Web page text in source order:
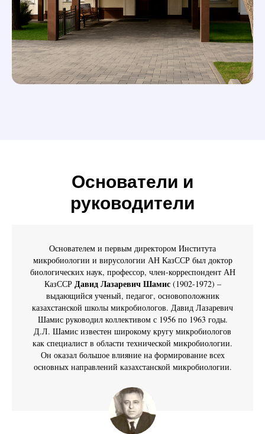
Основатели и
руководители
Основателем и первым директором Института
микробиологии и вирусологии АН КазССР был доктор
биологических наук, профессор, член-корреспондент АН
КазССР Давид Лазаревич Шамис(1902-1972) –
выдающийся ученый, педагог, основоположник
казахстанской школы микробиологов. Давид Лазаревич
Шамис руководил коллективом с 1956 по 1963 годы.
Д.Л. Шамис известен широкому кругу микробиологов
как специалист в области технической микробиологии.
Он оказал большое влияние на формирование всех
основных направлений казахстанской микробиологии.